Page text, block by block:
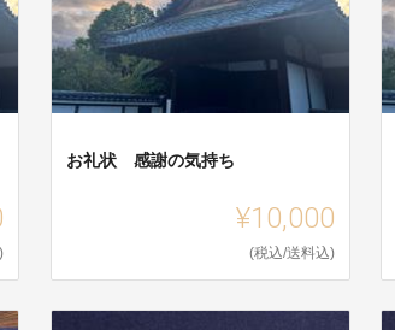
お礼状 感謝の気持ち
¥10,000
(税込/送料込)